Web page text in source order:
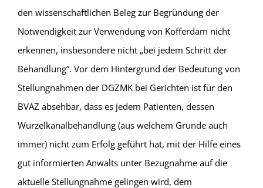
den wissenschaftlichen Beleg zur Begründung der
Notwendigkeit zur Verwendung von Kofferdam nicht
erkennen, insbesondere nicht „bei jedem Schritt der
Behandlung“. Vor dem Hintergrund der Bedeutung von
Stellungnahmen der DGZMK bei Gerichten ist für den
BVAZ absehbar, dass es jedem Patienten, dessen
Wurzelkanalbehandlung (aus welchem Grunde auch
immer) nicht zum Erfolg geführt hat, mit der Hilfe eines
gut informierten Anwalts unter Bezugnahme auf die
aktuelle Stellungnahme gelingen wird, dem